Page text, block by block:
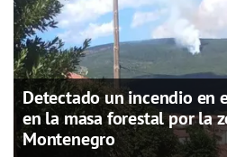
Detectado un incendio en
en la masa forestal por la
Montenegro